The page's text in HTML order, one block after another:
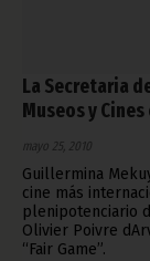
La Secretaria
Museos y
mayo 25, 2010
Guillermina
cine más
plenipotenciario
Olivier Poivre
“Fair Game”.